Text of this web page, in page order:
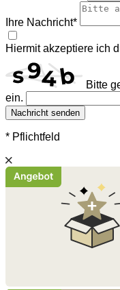
Ihre Nachricht*
Hiermit akzeptiere ich
Bitte
ein.
Nachricht senden
* Pflichtfeld
Schließen